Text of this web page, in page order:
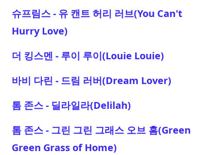
슈프림스 - 유 캔트 허리 러브(You Can't
Hurry Love)
더 킹스멘 - 루이 루이(Louie Louie)
바비 다린 - 드림 러버(Dream Lover)
톰 존스 - 딜라일라(Delilah)
톰 존스 - 그린 그린 그래스 오브 홈(Green
Green Grass of Home)